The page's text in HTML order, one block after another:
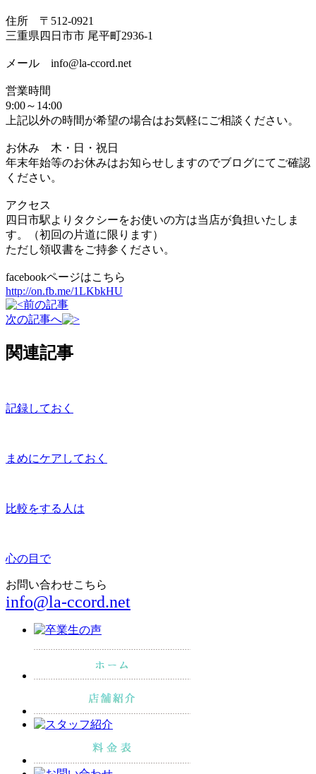
住所 〒512-0921
三重県四日市市 尾平町2936-1
メール info@la-ccord.net
営業時間
9:00～14:00
上記以外の時間が希望の場合はお気軽にご相談ください。
お休み 木・日・祝日
年末年始等のお休みはお知らせしますのでブログにてご確認
ください。
アクセス
四日市駅よりタクシーをお使いの方は当店が負担いたしま
す。（初回の片道に限ります）
ただし領収書をご持参ください。
facebookページはこちら
http://on.fb.me/1LKbkHU
前の記事
次の記事へ
関連記事
記録しておく
まめにケアしておく
比較をする人は
心の目で
お問い合わせこちら
info@la-ccord.net